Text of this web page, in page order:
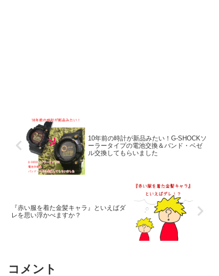
10年前の時計が新品みたい！G-SHOCKソ
ーラータイプの電池交換＆バンド・ベゼ
ル交換してもらいました
『赤い服を着た金髪キャラ』といえばダ
レを思い浮かべますか？
コメント